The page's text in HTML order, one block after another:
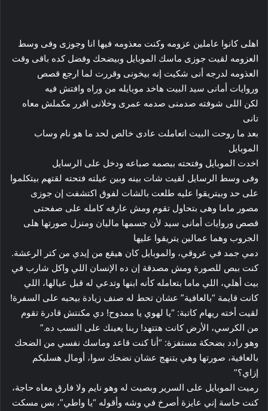
اهلى كانوا عاملين عزومه وكنت معذومه فيها انا وجوزى وفى وسط
العزومه لقيت جوزى ماسك الموبايل وبيضحك وفضل كده باقى وقت
العذومه لدرجه أنى شكيت إنه بيخونى وقررت لما ارجع قصص
وروايات أمانى سيد البيت هاخد موبايله من وراه وافتش فيه
لكن اللى شوفته صدمنى صدمه عمرى وخلانى اقرر مكملش معاه
تانى
بعد ما روحت البيت اتعاملت عادى خالص لحد ما هو نام وساب
الموبايل
اخدت الموبايل وفتحته ببصمه صباعه ودخل على الرسايل
وفى وسط الرسايل لقيت شات بينه وبين عيلته فتحته لقتهم بيتكلموا
على حد وبيتريقوا عليه طلعت بالشات لفوق اكتشفت إن جوزى
مصور ماما وهى بتحاول تقوم ومش عارفه كامله على صفحتى
قصص وروايات أمانى سيد لأن جسمها ماليان ومنزل صورتها هلى
الجروب وهما عمالين يتريقوا عليها
دمي جمد في عروقي، والموبايل كان هيقع من إيدي من كتر الرعشة.
كنت ببص للصورة ومش مصدقة إن ده الإنسان اللي واكل شارب في
بيت أهلي، اللي ماما بتعامله كأنه ابنها وتدعي له قبل عيالها، اللي
كانت قايمة “بالعافية” عشان تحط له صنف زيادة بيحبه على السفرة!
لقيت أخته ريهام كاتبة: “يا لهوي يا ممدوح! دي مكنتش قادرة تقوم
من الكرسي، الأرض كانت هتتهد! ربنا يعينك على النسب ده.”
وهو رادد بضحكة مستفزة: “أنا كنت قاعد وماسك نفسي من الضحك
بالعافية، صورتها وهي بتنهج عشان نضحك سوا، أومال هسليكم
إزاي؟”
رميت الموبايل على السرير وبصيت له وهو نايم ولا فارق معاه حاجة،
كنت حاسة إني عايزة أصرخ في وشه وأقوله “يا واطي”، بس مسكت